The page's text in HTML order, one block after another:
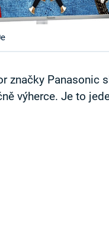
značky Panasonic
výherce. Je to